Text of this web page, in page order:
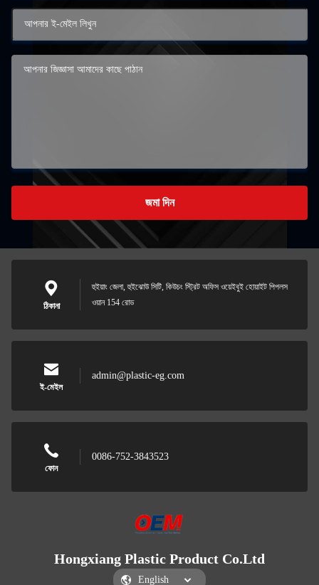
জমা দিন
ঠিকানা
হুইয়াং জেলা, হুইঝোউ সিটি, কিউচং স্ট্রিট অফিস ওয়েইবুই হোয়াইট পিপলস
ওয়ান 154 রোড
ই-মেইল
admin@plastic-eg.com
ফোন
0086-752-3843523
Hongxiang Plastic Product Co.Ltd